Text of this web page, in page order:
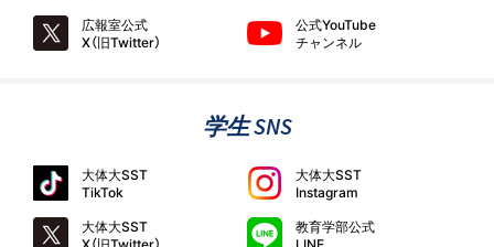
広報室公式
X（旧Twitter）
公式YouTube
チャンネル
学生 SNS
大体大SST
TikTok
大体大SST
Instagram
大体大SST
教育学部公式